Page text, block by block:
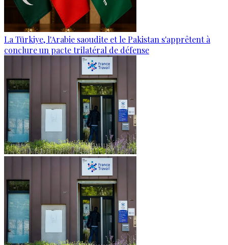
La Türkiye, l'Arabie saoudite et le Pakistan s'apprêtent à
conclure un pacte trilatéral de défense